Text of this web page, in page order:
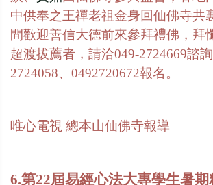
中供奉之王禪老祖金身回仙佛寺共
間歡迎善信大德前來參拜禮佛，拜
超渡拔薦者，請洽049-2724669諮
2724058、 0492720672報名。
唯心電視 總本山仙佛寺報導
6.第22屆易經心法大專學生暑期